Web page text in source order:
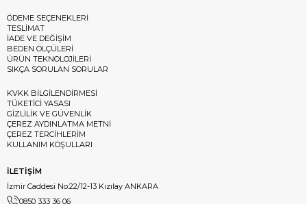
ÖDEME SEÇENEKLERİ
TESLİMAT
İADE VE DEĞİŞİM
BEDEN ÖLÇÜLERİ
ÜRÜN TEKNOLOJİLERİ
SIKÇA SORULAN SORULAR
KVKK BİLGİLENDİRMESİ
TÜKETİCİ YASASI
GİZLİLİK VE GÜVENLİK
ÇEREZ AYDINLATMA METNİ
ÇEREZ TERCİHLERİM
KULLANIM KOŞULLARI
İLETİŞİM
İzmir Caddesi No:22/12-13 Kızılay ANKARA
0850 333 36 06